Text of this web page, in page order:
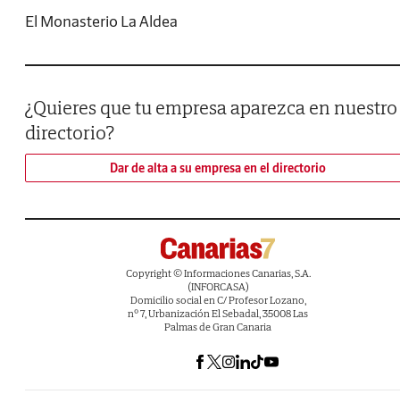
El Monasterio La Aldea
¿Quieres que tu empresa aparezca en nuestro
directorio?
Dar de alta a su empresa en el directorio
Copyright © Informaciones Canarias, S.A.
(INFORCASA)
Domicilio social en C/ Profesor Lozano,
nº 7, Urbanización El Sebadal, 35008 Las
Palmas de Gran Canaria